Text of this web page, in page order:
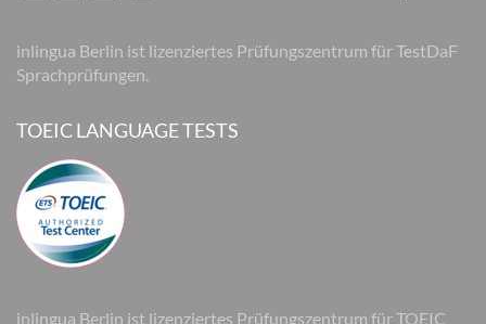
inlingua Berlin ist lizenziertes Prüfungszentrum für TestDaF
Sprachprüfungen.
TOEIC LANGUAGE TESTS
inlingua Berlin ist lizenziertes Prüfungszentrum für TOEIC